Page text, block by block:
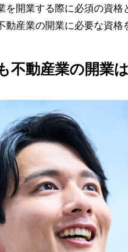
を開業する際に必須の資
動産業の開業に必要な資格
不動産業の開業